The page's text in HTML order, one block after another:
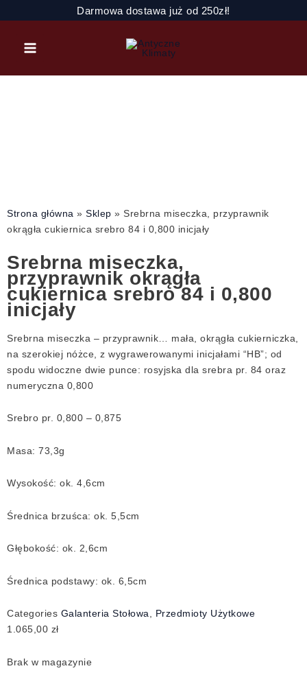
do
Darmowa dostawa już od 250zł!
Strona główna » Sklep » Srebrna miseczka, przyprawnik
okrągła cukiernica srebro 84 i 0,800 inicjały
Srebrna miseczka,
przyprawnik okrągła
cukiernica srebro 84 i 0,800
inicjały
Srebrna miseczka – przyprawnik… mała, okrągła cukierniczka,
na szerokiej nóżce, z wygrawerowanymi inicjałami “HB”; od
spodu widoczne dwie punce: rosyjska dla srebra pr. 84 oraz
numeryczna 0,800
Srebro pr. 0,800 – 0,875
Masa: 73,3g
Wysokość: ok. 4,6cm
Średnica brzuśca: ok. 5,5cm
Głębokość: ok. 2,6cm
Średnica podstawy: ok. 6,5cm
Categories Galanteria Stołowa
Przedmioty Użytkowe
1.065,00 zł
Brak w magazynie